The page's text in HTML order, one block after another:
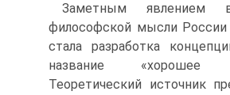
Заметным явлением
философской мысли России
стала разработка
название «хорошее
Теоретический источник